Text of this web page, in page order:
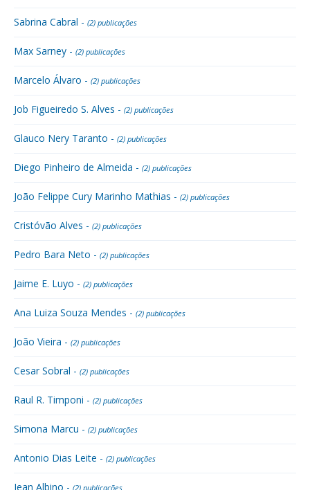
Sabrina Cabral - (2) publicações
Max Sarney - (2) publicações
Marcelo Álvaro - (2) publicações
Job Figueiredo S. Alves - (2) publicações
Glauco Nery Taranto - (2) publicações
Diego Pinheiro de Almeida - (2) publicações
João Felippe Cury Marinho Mathias - (2) publicações
Cristóvão Alves - (2) publicações
Pedro Bara Neto - (2) publicações
Jaime E. Luyo - (2) publicações
Ana Luiza Souza Mendes - (2) publicações
João Vieira - (2) publicações
Cesar Sobral - (2) publicações
Raul R. Timponi - (2) publicações
Simona Marcu - (2) publicações
Antonio Dias Leite - (2) publicações
Jean Albino - (2) publicações